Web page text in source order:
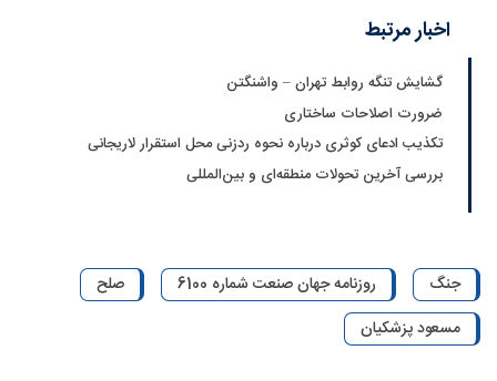
اخبار مرتبط
گشایش تنگه روابط تهران – واشنگتن
ضرورت اصلاحات ساختاری
تکذیب ادعای کوثری درباره نحوه ردزنی محل استقرار لاریجانی
بررسی آخرین تحولات منطقه‌ای و بین‌المللی
جنگ روزنامه جهان صنعت شماره 6100
صلح
مسعود پزشکیان